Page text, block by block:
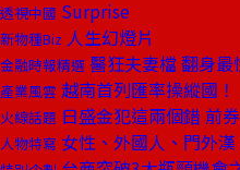
透視中國 Surprise
新物種Biz 人生幻燈片
金融時報精選 醫狂夫妻檔 翻身最
產業風雲 越南首列匯率操縱國
火線話題 日盛金犯這兩個錯 前
人物特寫 女性、外國人、門外